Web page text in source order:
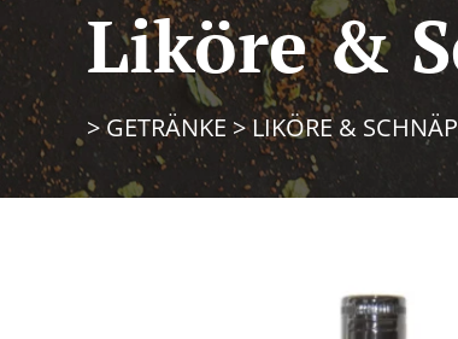
Liköre &
>GETRÄNKE >LIKÖRE &